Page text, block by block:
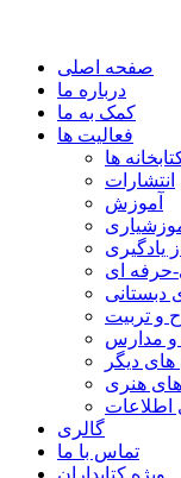
Children Cultural
صفحه اصلی
درباره ما
کمک به ما
فعالیت ها
ها
انتشارات
آموزش
یادگیری
حرفه ای
دبستانی
و تربیت
و مدارس
دیگر
هنری
اطلاعات
گالری
تماس با ما
ویژه کتابداران